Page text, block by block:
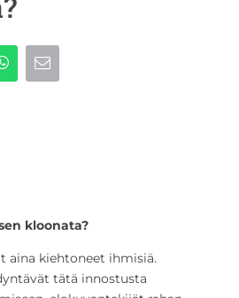
kloonata?
aina kiehtoneet ihmisiä.
tätä innostusta